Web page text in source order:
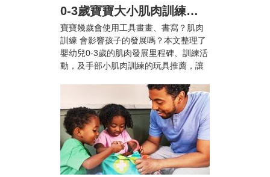
0-3歲寶寶大小肌肉訓練怎麼做？爸媽必知的肌肉發展里程碑與10+款推薦玩具
寶寶幾歲會使用工具畫畫、書寫？肌肉
訓練 會影響孩子的發展嗎？本文整理了
嬰幼兒0-3歲的肌肉發展里程碑、訓練活
動，及手部小肌肉訓練的玩具推薦，讓